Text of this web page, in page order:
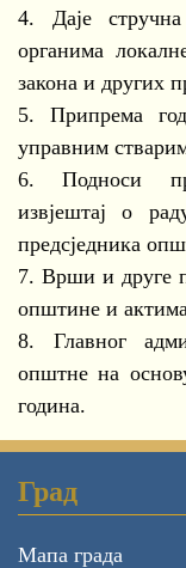
4. Даје
органима
закона и других
5. Припрема
управним
6. Подноси
извјештај о
предсједника
7. Врши и друге
општине и
8. Главног
општне на
година.
Град
Мапа града